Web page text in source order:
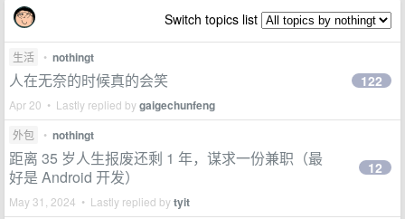
Switch topics list
生活 • nothingt
人在无奈的时候真的会笑
Apr 20 • Lastly replied bygaigechunfeng
122
外包 • nothingt
距离 35 岁人生报废还剩 1 年，谋求一份兼职（最
好是 Android 开发）
May 31, 2024 • Lastly replied bytyit
12